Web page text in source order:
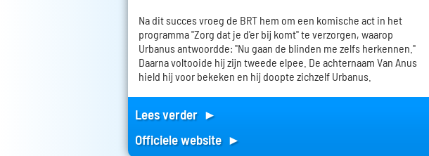
Na dit succes vroeg de BRT hem om een komische act in het
programma "Zorg dat je d'er bij komt" te verzorgen, waarop
Urbanus antwoordde: "Nu gaan de blinden me zelfs herkennen."
Daarna voltooide hij zijn tweede elpee. De achternaam Van Anus
hield hij voor bekeken en hij doopte zichzelf Urbanus.
Lees verder ►
Officiele website ►